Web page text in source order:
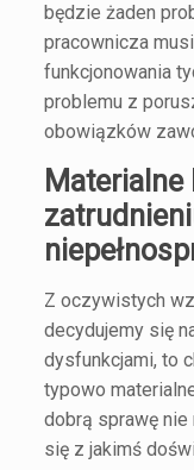
będzie żaden
pracownicza
funkcjonowania
problemu z
obowiązków
Z oczywistych
decydujemy się
dysfunkcjami, to
typowo
dobrą sprawę
się z jakimś